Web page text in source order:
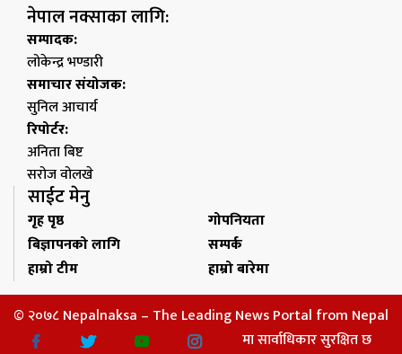
नेपाल नक्साका लागि:
सम्पादक:
लोकेन्द्र भण्डारी
समाचार संयोजक:
सुनिल आचार्य
रिपोर्टर:
अनिता बिष्ट
सरोज वोलखे
साईट मेनु
गृह पृष्ठ
गोपनियता
बिज्ञापनको लागि
सम्पर्क
हाम्रो टीम
हाम्रो बारेमा
© २०७८ Nepalnaksa – The Leading News Portal from Nepal
मा सार्वाधिकार सुरक्षित छ